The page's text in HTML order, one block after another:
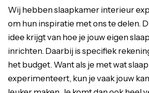
Wij hebben slaapkamer interieur
om hun inspiratie met ons te delen.
idee krijgt van hoe je jouw eigen
inrichten. Daarbij is specifiek
het budget. Want als je met wat
experimenteert, kun je vaak jouw